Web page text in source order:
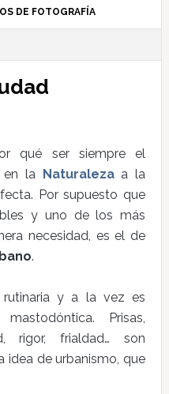
DE FOTOGRAFÍA
qué ser siempre el
en la Naturalezaa la
Por supuesto que
y uno de los más
necesidad, es el de
.
y a la vez es
Prisas,
rigor, frialdad… son
de urbanismo, que